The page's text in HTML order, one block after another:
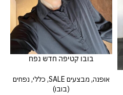
בובו קטיפה חדש נפח
אופנה, מבצעים SALE , כללי, נפחים
(בובו)